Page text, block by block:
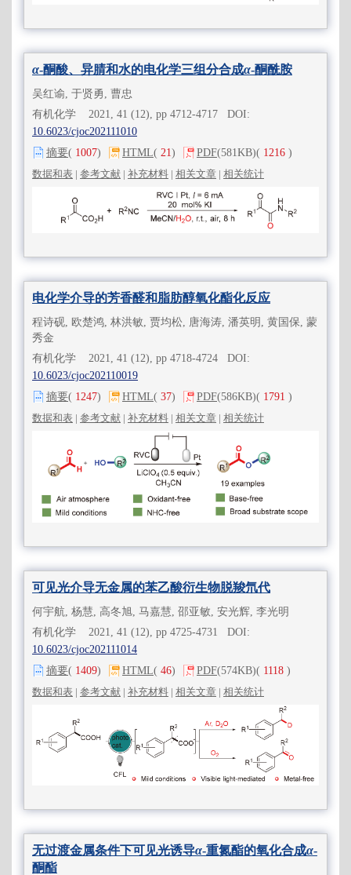
α-酮酸、异腈和水的电化学三组分合成α-酮酰胺
吴红谕, 于贤勇, 曹忠
有机化学 2021, 41 (12), pp 4712-4717 DOI:
10.6023/cjoc202111010
摘要( 1007) HTML( 21) PDF(581KB)( 1216 )
数据和表 | 参考文献 | 补充材料 | 相关文章 | 相关统计
电化学介导的芳香醛和脂肪醇氧化酯化反应
程诗砚, 欧楚鸿, 林洪敏, 贾均松, 唐海涛, 潘英明, 黄国保, 蒙
秀金
有机化学 2021, 41 (12), pp 4718-4724 DOI:
10.6023/cjoc202110019
摘要( 1247) HTML( 37) PDF(586KB)( 1791 )
数据和表 | 参考文献 | 补充材料 | 相关文章 | 相关统计
可见光介导无金属的苯乙酸衍生物脱羧氘代
何宇航, 杨慧, 高冬旭, 马嘉慧, 邵亚敏, 安光辉, 李光明
有机化学 2021, 41 (12), pp 4725-4731 DOI:
10.6023/cjoc202111014
摘要( 1409) HTML( 46) PDF(574KB)( 1118 )
数据和表 | 参考文献 | 补充材料 | 相关文章 | 相关统计
无过渡金属条件下可见光诱导α-重氮酯的氧化合成α-
酮酯